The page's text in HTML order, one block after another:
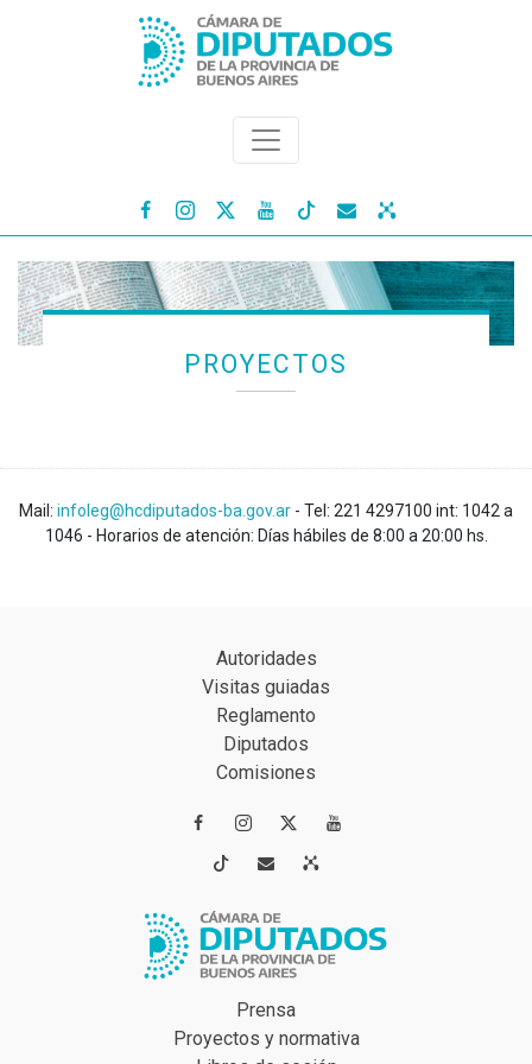
   
PROYECTOS
Mail: infoleg@hcdiputados-ba.gov.ar - Tel: 221 4297100 int: 1042 a
1046 - Horarios de atención: Días hábiles de 8:00 a 20:00 hs.
Autoridades
Visitas guiadas
Reglamento
Diputados
Comisiones
 
 
Prensa
Proyectos y normativa